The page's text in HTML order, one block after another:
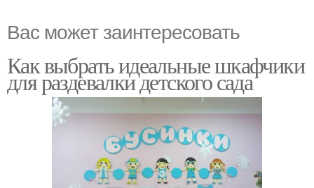
Вас может заинтересовать
Как выбрать идеальные шкафчики
для раздевалки детского сада